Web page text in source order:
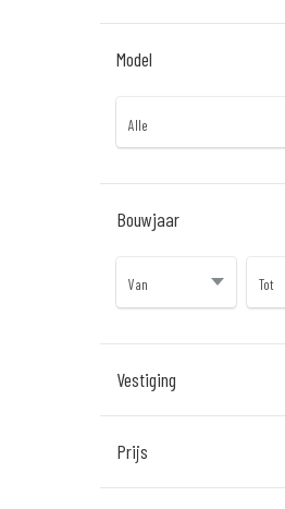
Model
Bouwjaar
Vestiging
Prijs